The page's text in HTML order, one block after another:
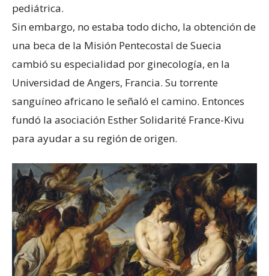
pediátrica.
Sin embargo, no estaba todo dicho, la obtención de
una beca de la Misión Pentecostal de Suecia
cambió su especialidad por ginecología, en la
Universidad de Angers, Francia. Su torrente
sanguíneo africano le señaló el camino. Entonces
fundó la asociación Esther Solidarité France-Kivu
para ayudar a su región de origen.